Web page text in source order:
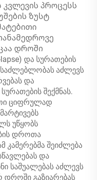
კვლევის პროცესს
ზუსტ
დროში
და სურათების
აძლევს
და
შექმნას.
ციფრულად
უწყობს
დროთა
კამერებმა შეიძლება
და
საშუალებას აძლევს
დროში გაზიარებას